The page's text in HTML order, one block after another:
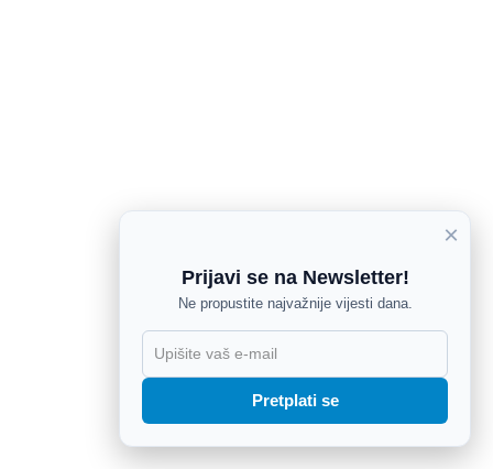
×
Prijavi se na Newsletter!
Ne propustite najvažnije vijesti dana.
Pretplati se